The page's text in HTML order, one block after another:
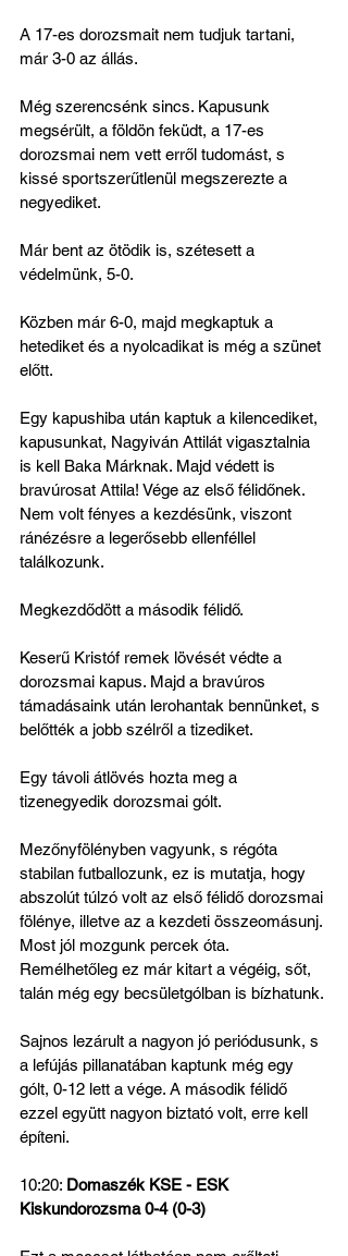
A 17-es dorozsmait nem tudjuk tartani,
már 3-0 az állás.
Még szerencsénk sincs. Kapusunk
megsérült, a földön feküdt, a 17-es
dorozsmai nem vett erről tudomást, s
kissé sportszerűtlenül megszerezte a
negyediket.
Már bent az ötödik is, szétesett a
védelmünk, 5-0.
Közben már 6-0, majd megkaptuk a
hetediket és a nyolcadikat is még a szünet
előtt.
Egy kapushiba után kaptuk a kilencediket,
kapusunkat, Nagyiván Attilát vigasztalnia
is kell Baka Márknak. Majd védett is
bravúrosat Attila! Vége az első félidőnek.
Nem volt fényes a kezdésünk, viszont
ránézésre a legerősebb ellenféllel
találkozunk.
Megkezdődött a második félidő.
Keserű Kristóf remek lövését védte a
dorozsmai kapus. Majd a bravúros
támadásaink után lerohantak bennünket, s
belőtték a jobb szélről a tizediket.
Egy távoli átlövés hozta meg a
tizenegyedik dorozsmai gólt.
Mezőnyfölényben vagyunk, s régóta
stabilan futballozunk, ez is mutatja, hogy
abszolút túlzó volt az első félidő dorozsmai
fölénye, illetve az a kezdeti összeomásunj.
Most jól mozgunk percek óta.
Remélhetőleg ez már kitart a végéig, sőt,
talán még egy becsületgólban is bízhatunk.
Sajnos lezárult a nagyon jó periódusunk, s
a lefújás pillanatában kaptunk még egy
gólt, 0-12 lett a vége. A második félidő
ezzel együtt nagyon biztató volt, erre kell
építeni.
10:20: Domaszék KSE - ESK
Kiskundorozsma 0-4 (0-3)